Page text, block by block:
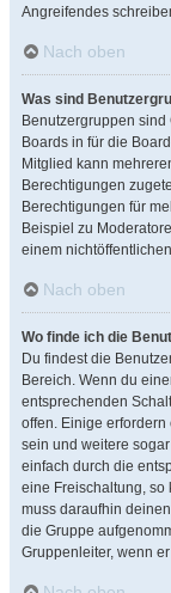
Angreifendes
Nach oben
Was sind
Benutzergruppen
Boards in für die
Mitglied kann
Berechtigungen
Berechtigungen für
Beispiel zu
einem
Nach oben
Wo finde ich die
Du findest die
Bereich. Wenn du
entsprechenden
offen. Einige
sein und weitere
einfach durch die
eine Freischaltung, so
muss daraufhin
die Gruppe
Gruppenleiter, wenn